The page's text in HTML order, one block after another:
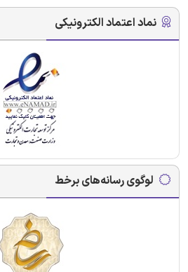
نماد اعتماد الکترونیکی
لوگوی رسانه‌های برخط